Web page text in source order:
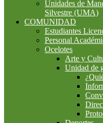
Unidades de
Silvestre (UMA)
COMUNIDAD
Estudiantes
Personal
Ocelotes
Arte y
Unidad de